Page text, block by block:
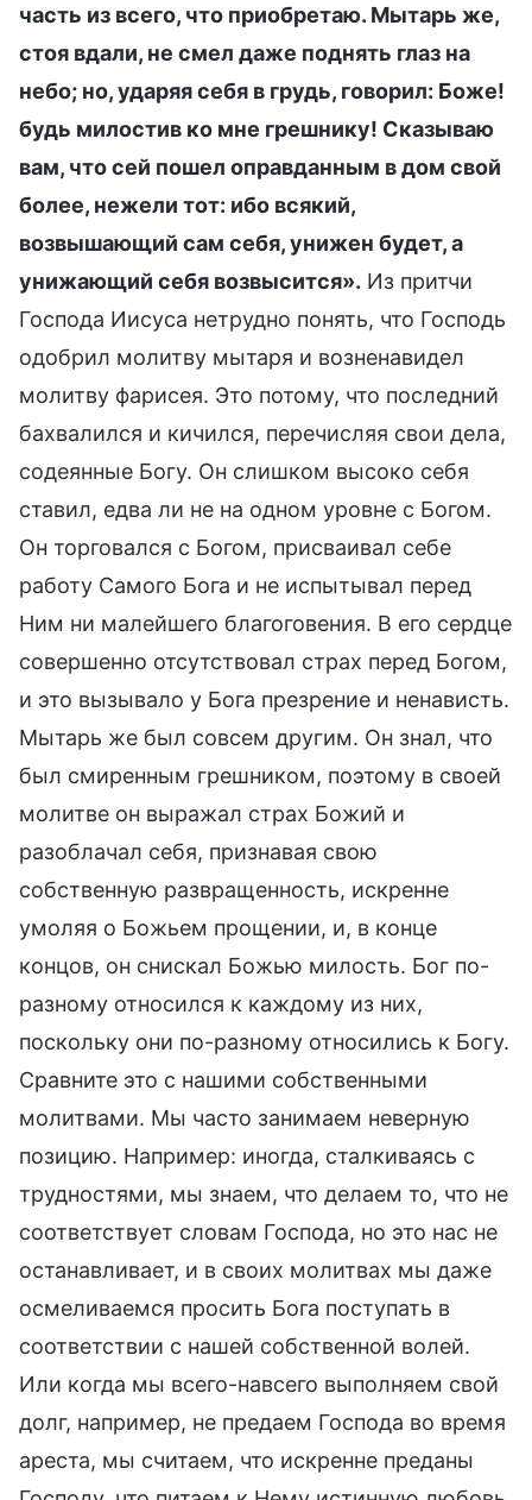
часть из всего, что приобретаю. Мытарь же,
стоя вдали, не смел даже поднять глаз на
небо; но, ударяя себя в грудь, говорил: Боже!
будь милостив ко мне грешнику! Сказываю
вам, что сей пошел оправданным в дом свой
более, нежели тот: ибо всякий,
возвышающий сам себя, унижен будет, а
унижающий себя возвысится». Из притчи
Господа Иисуса нетрудно понять, что Господь
одобрил молитву мытаря и возненавидел
молитву фарисея. Это потому, что последний
бахвалился и кичился, перечисляя свои дела,
содеянные Богу. Он слишком высоко себя
ставил, едва ли не на одном уровне с Богом.
Он торговался с Богом, присваивал себе
работу Самого Бога и не испытывал перед
Ним ни малейшего благоговения. В его сердце
совершенно отсутствовал страх перед Богом,
и это вызывало у Бога презрение и ненависть.
Мытарь же был совсем другим. Он знал, что
был смиренным грешником, поэтому в своей
молитве он выражал страх Божий и
разоблачал себя, признавая свою
собственную развращенность, искренне
умоляя о Божьем прощении, и, в конце
концов, он снискал Божью милость. Бог по-
разному относился к каждому из них,
поскольку они по-разному относились к Богу.
Сравните это с нашими собственными
молитвами. Мы часто занимаем неверную
позицию. Например: иногда, сталкиваясь с
трудностями, мы знаем, что делаем то, что не
соответствует словам Господа, но это нас не
останавливает, и в своих молитвах мы даже
осмеливаемся просить Бога поступать в
соответствии с нашей собственной волей.
Или когда мы всего-навсего выполняем свой
долг, например, не предаем Господа во время
ареста, мы считаем, что искренне преданы